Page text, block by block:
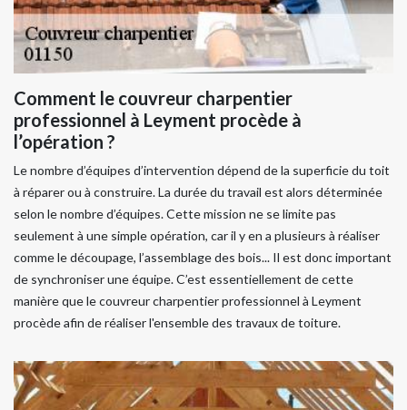
Comment le couvreur charpentier
professionnel à Leyment procède à
l’opération ?
Le nombre d’équipes d’intervention dépend de la superficie du toit
à réparer ou à construire. La durée du travail est alors déterminée
selon le nombre d’équipes. Cette mission ne se limite pas
seulement à une simple opération, car il y en a plusieurs à réaliser
comme le découpage, l’assemblage des bois... Il est donc important
de synchroniser une équipe. C’est essentiellement de cette
manière que le couvreur charpentier professionnel à Leyment
procède afin de réaliser l'ensemble des travaux de toiture.